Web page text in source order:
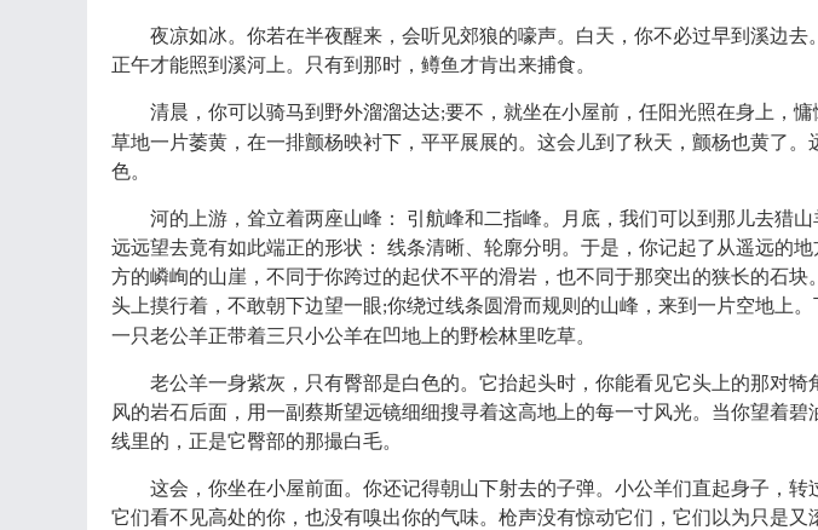
夜凉如冰。你若在半夜醒来，会听见郊狼的嚎声。白天，你不必过早到溪边
正午才能照到溪河上。只有到那时，鳟鱼才肯出来捕食。
清晨，你可以骑马到野外溜溜达达;要不，就坐在小屋前，任阳光照在身上，
草地一片萎黄，在一排颤杨映衬下，平平展展的。这会儿到了秋天，颤杨也黄了
色。
河的上游，耸立着两座山峰：
引航峰和二指峰。月底，我们可以到那儿去猎
远远望去竟有如此端正的形状：
线条清晰、轮廓分明。于是，你记起了从遥远的
方的嶙峋的山崖，不同于你跨过的起伏不平的滑岩，也不同于那突出的狭长的石
头上摸行着，不敢朝下边望一眼;你绕过线条圆滑而规则的山峰，来到一片空地上
一只老公羊正带着三只小公羊在凹地上的野桧林里吃草。
老公羊一身紫灰，只有臀部是白色的。它抬起头时，你能看见它头上的那对
风的岩石后面，用一副蔡斯望远镜细细搜寻着这高地上的每一寸风光。当你望着
线里的，正是它臀部的那撮白毛。
这会，你坐在小屋前面。你还记得朝山下射去的子弹。小公羊们直起身子，转
它们看不见高处的你，也没有嗅出你的气味。枪声没有惊动它们，它们以为只是又